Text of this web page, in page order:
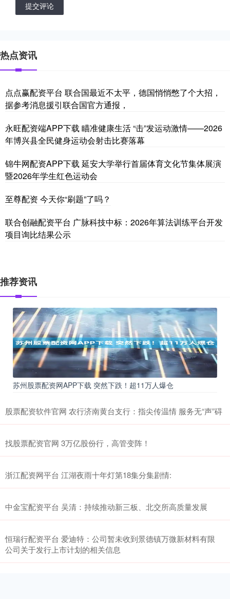
提交评论
热点资讯
点点赢配资平台 联合国最近不太平，德国悄悄憋了个大招，
据参考消息援引联合国官方通报，
永旺配资端APP下载 瞄准健康生活 “击”发运动激情——2026
年博兴县全民健身运动会射击比赛落幕
锦牛网配资APP下载 延安大学举行首届体育文化节集体展演
暨2026年学生红色运动会
至尊配资 今天你“刷题”了吗？
联合创融配资平台 广脉科技中标：2026年算法训练平台开发
项目询比结果公示
推荐资讯
苏州股票配资网APP下载 突然下跌！超11万人爆仓
股票配资软件官网 农行济南黄台支行：指尖传温情 服务无“声”碍
找股票配资官网 3万亿股份行，高管变阵！
浙江配资网平台 江湖夜雨十年灯第18集分集剧情:
中金宝配资平台 吴清：持续推动新三板、北交所高质量发展
恒瑞行配资平台 爱迪特：公司暂未收到景德镇万微新材料有限
公司关于发行上市计划的相关信息